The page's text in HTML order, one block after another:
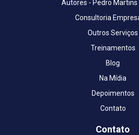
Autores - Pedro Martins
Consultoria
Outros Serviços
Treinamentos
Blog
Na Mídia
Depoimentos
Contato
Contato